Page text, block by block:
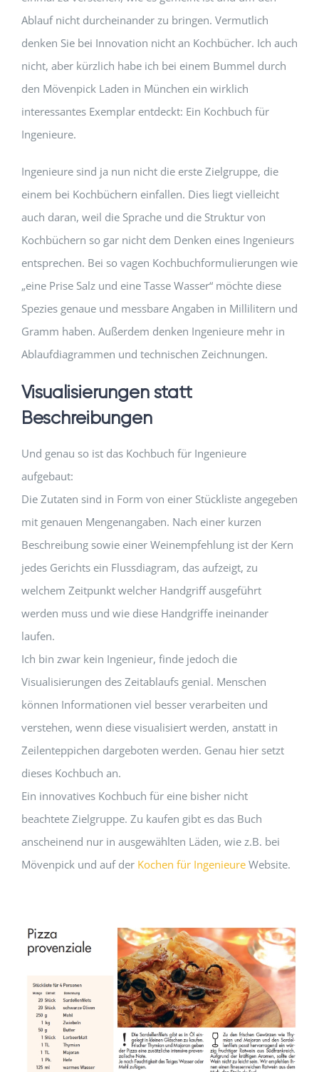
Ablauf nicht durcheinander zu bringen. Vermutlich
denken Sie bei Innovation nicht an Kochbücher. Ich auch
nicht, aber kürzlich habe ich bei einem Bummel durch
den Mövenpick Laden in München ein wirklich
interessantes Exemplar entdeckt: Ein Kochbuch für
Ingenieure.
Ingenieure sind ja nun nicht die erste Zielgruppe, die
einem bei Kochbüchern einfallen. Dies liegt vielleicht
auch daran, weil die Sprache und die Struktur von
Kochbüchern so gar nicht dem Denken eines Ingenieurs
entsprechen. Bei so vagen Kochbuchformulierungen wie
„eine Prise Salz und eine Tasse Wasser“ möchte diese
Spezies genaue und messbare Angaben in Millilitern und
Gramm haben. Außerdem denken Ingenieure mehr in
Ablaufdiagrammen und technischen Zeichnungen.
Visualisierungen statt
Beschreibungen
Und genau so ist das Kochbuch für Ingenieure
aufgebaut:
Die Zutaten sind in Form von einer Stückliste angegeben
mit genauen Mengenangaben. Nach einer kurzen
Beschreibung sowie einer Weinempfehlung ist der Kern
jedes Gerichts ein Flussdiagram, das aufzeigt, zu
welchem Zeitpunkt welcher Handgriff ausgeführt
werden muss und wie diese Handgriffe ineinander
laufen.
Ich bin zwar kein Ingenieur, finde jedoch die
Visualisierungen des Zeitablaufs genial. Menschen
können Informationen viel besser verarbeiten und
verstehen, wenn diese visualisiert werden, anstatt in
Zeilenteppichen dargeboten werden. Genau hier setzt
dieses Kochbuch an.
Ein innovatives Kochbuch für eine bisher nicht
beachtete Zielgruppe. Zu kaufen gibt es das Buch
anscheinend nur in ausgewählten Läden, wie z.B. bei
Mövenpick und auf der Kochen für IngenieureWebsite.